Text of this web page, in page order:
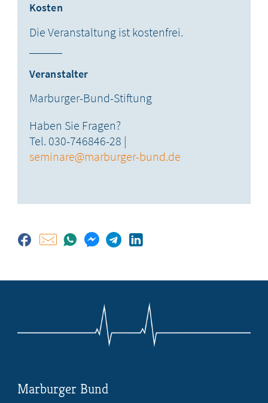
Kosten
Die Veranstaltung ist kostenfrei.
Veranstalter
Marburger-Bund-Stiftung
Haben Sie Fragen?
Tel. 030-746846-28 |
seminare@marburger-bund.de
Marburger Bund